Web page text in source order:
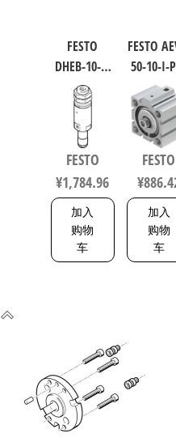
FESTO
DHEB-10-E-
U-E-P 波纹
管气爪 符
合ISO 8573-
1:2010
1320832
FESTO
¥1,784.96
加入
购物
车
FESTO
50-10-I-
短行程气
缸 行
10mm
50mm
VDMA
188252
FESTO
¥
加入
购物
车